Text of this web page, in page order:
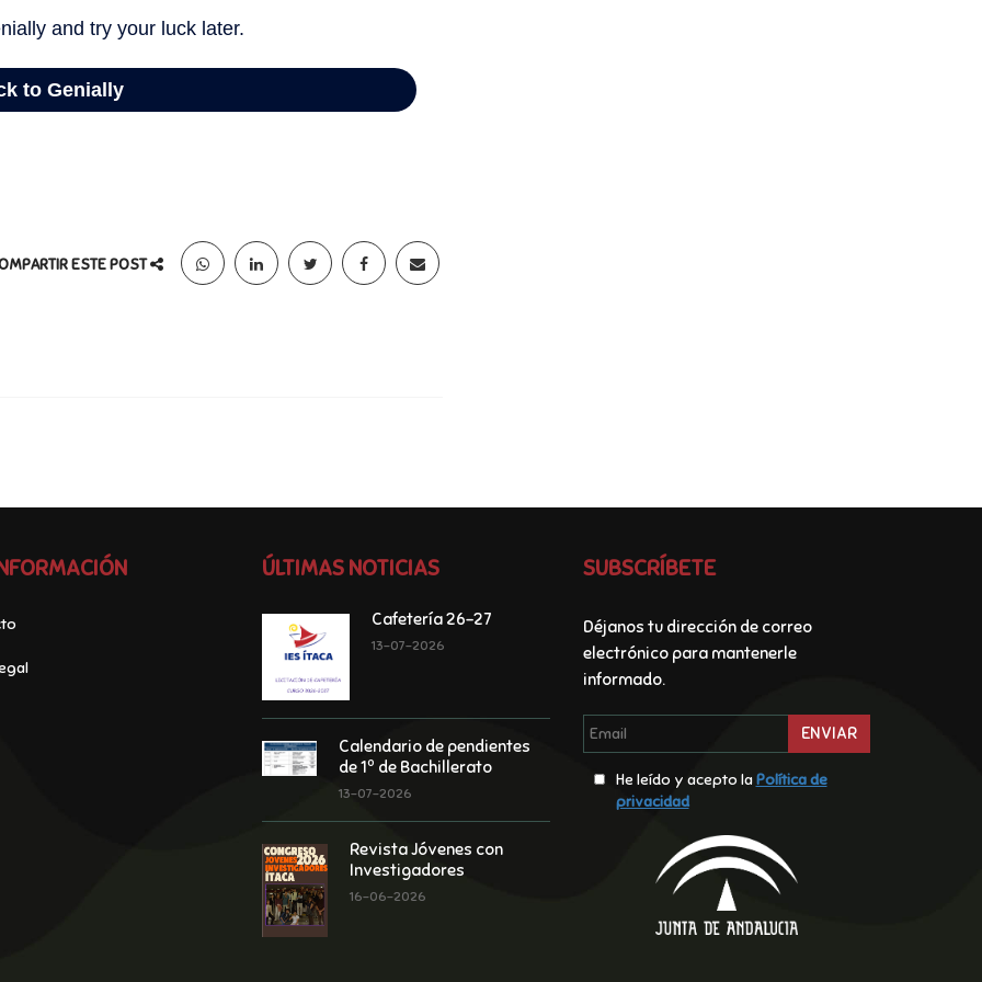
ESTE POST
ÚLTIMAS NOTICIAS
Cafetería 26-27
13-07-2026
Calendario de pendientes
de 1º de Bachillerato
13-07-2026
Revista Jóvenes con
Investigadores
16-06-2026
SUBSCRÍBETE
Déjanos tu dirección de correo
electrónico para mantenerle
informado.
ENVIAR
He leído y acepto laPolí­tica de
privacidad